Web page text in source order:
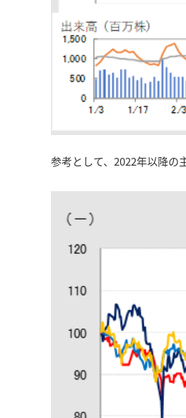
参考として、2022年以降の